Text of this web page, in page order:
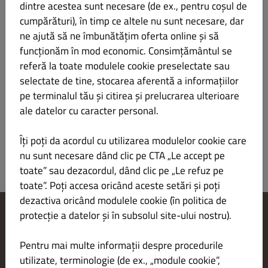
Gluten Lactoză
Informații produs
Pizza cu jambon
Gluten
LEI 44.00
Informații produs
Contactează-ne
Politica de confidențialitate
Termeni și condiții
dintre acestea sunt necesare (de ex., pentru coșul de
cumpărături), în timp ce altele nu sunt necesare, dar
ne ajută să ne îmbunătățim oferta online și să
funcționăm în mod economic. Consimțământul se
referă la toate modulele cookie preselectate sau
selectate de tine, stocarea aferentă a informațiilor
pe terminalul tău și citirea și prelucrarea ulterioare
ale datelor cu caracter personal.
Îți poți da acordul cu utilizarea modulelor cookie care
nu sunt necesare dând clic pe CTA „Le accept pe
toate” sau dezacordul, dând clic pe „Le refuz pe
toate”. Poți accesa oricând aceste setări și poți
dezactiva oricând modulele cookie (în politica de
protecție a datelor și în subsolul site-ului nostru).
Pentru mai multe informații despre procedurile
utilizate, terminologie (de ex., „module cookie”,